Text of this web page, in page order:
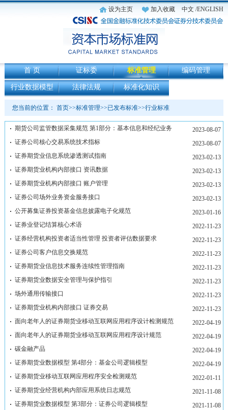
设为主页 加入收藏 中文 /ENGLISH
首 页 证标委 标准管理 编码管理
行业数据模型 法律法规 标准化知识
您当前的位置： 首页>>标准管理>>已发布标准>>行业标准